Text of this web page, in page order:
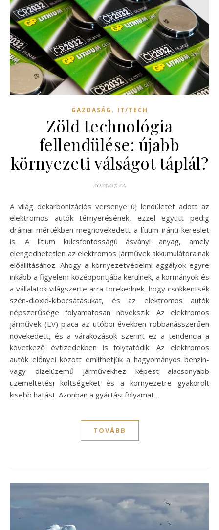
GAZDASÁG , IT/TECH
Zöld technológia
fellendülése: újabb
környezeti válságot táplál?
2025.07.22.
A világ dekarbonizációs versenye új lendületet adott az
elektromos autók térnyerésének, ezzel együtt pedig
drámai mértékben megnövekedett a lítium iránti kereslet
is. A lítium kulcsfontosságú ásványi anyag, amely
elengedhetetlen az elektromos járművek akkumulátorainak
előállításához. Ahogy a környezetvédelmi aggályok egyre
inkább a figyelem középpontjába kerülnek, a kormányok és
a vállalatok világszerte arra törekednek, hogy csökkentsék
szén-dioxid-kibocsátásukat, és az elektromos autók
népszerűsége folyamatosan növekszik. Az elektromos
járművek (EV) piaca az utóbbi években robbanásszerűen
növekedett, és a várakozások szerint ez a tendencia a
következő évtizedekben is folytatódik. Az elektromos
autók előnyei között említhetjük a hagyományos benzin-
vagy dízelüzemű járművekhez képest alacsonyabb
üzemeltetési költségeket és a környezetre gyakorolt
kisebb hatást. Azonban a gyártási folyamat…
TOVÁBB